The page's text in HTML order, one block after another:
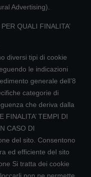
Advertising).
QUALI FINALITA’
diversi tipi di cookie
le indicazioni
generale dell’8
categorie di
che deriva dalla
FINALITA’ TEMPI DI
CASO DI
del sito. Consentono
ed efficiente del sito
Si tratta dei cookie